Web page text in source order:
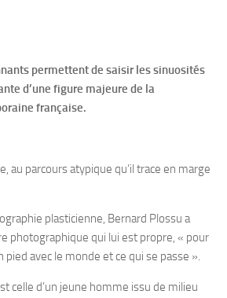
permettent de saisir les sinuosités
d’une figure majeure de la
française.
au parcours atypique qu’il trace en marge
plasticienne, Bernard Plossu a
photographique qui lui est propre, « pour
avec le monde et ce qui se passe ».
celle d’un jeune homme issu de milieu